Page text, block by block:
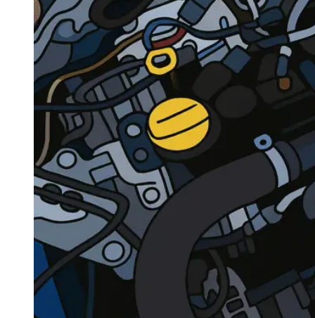
Navigație Dacia Logan 2 (2012–2020)
Navigație Dacia Logan 3 (2020–Prezent)
Dacia Duster
Navigatie Duster 2011
Navigatie Duster 2019
Audi
Navigatie Audi A3 8p
Navigatie Audi A4
Navigatie Audi A4 B6
Navigatie Audi A4 B7
Navigatie Audi A4 B8
Navigatie Audi A5
Navigatie Audi A6 C5
Navigatie Audi A6 C6
Navigatie Audi A6 C7
Navigatie Audi Q5
Ford
Navigație Ford Fiesta
Navigație Ford Focus 1
Navigație Ford Focus 2
Navigație Ford Focus MK3
Navigație Ford Mondeo MK3
Navigație Ford Mondeo MK4
Navigație Ford Transit